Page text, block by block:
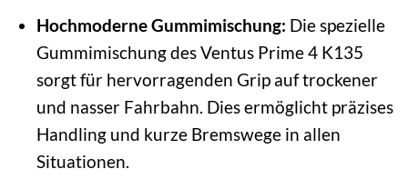
Hochmoderne Gummimischung: Die spezielle
Gummimischung des Ventus Prime 4 K135
sorgt für hervorragenden Grip auf trockener
und nasser Fahrbahn. Dies ermöglicht präzises
Handling und kurze Bremswege in allen
Situationen.